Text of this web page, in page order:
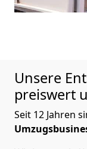
Unsere
preiswert
Seit 12 Jahren